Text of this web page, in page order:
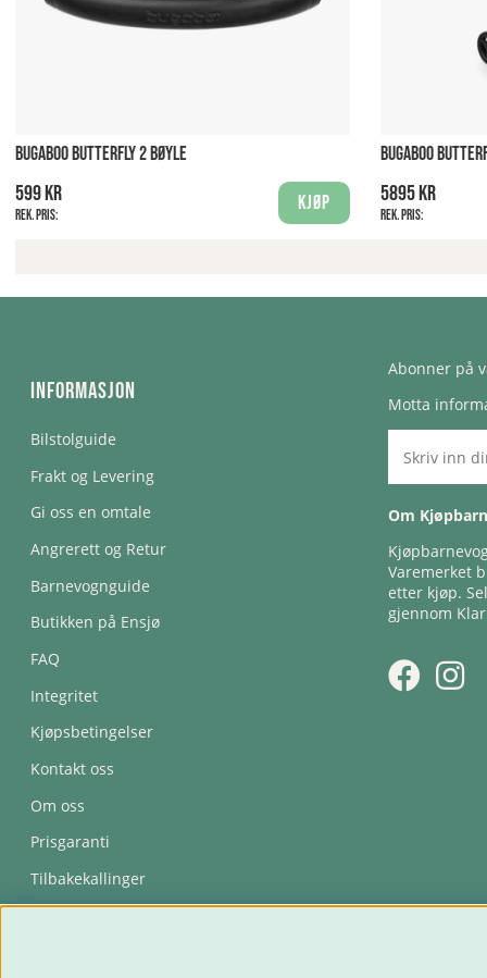
BUGABOO BUTTERFLY 2 BØYLE
599 kr
Rek. pris:
Kjøp
BUGABOO
5895 kr
Rek. pris:
Informasjon
Bilstolguide
Frakt og Levering
Gi oss en omtale
Angrerett og Retur
Barnevognguide
Butikken på Ensjø
FAQ
Integritet
Kjøpsbetingelser
Kontakt oss
Om oss
Prisgaranti
Tilbakekallinger
Abonner på
Motta
Om
Varemerket
etter kjøp.
gjennom